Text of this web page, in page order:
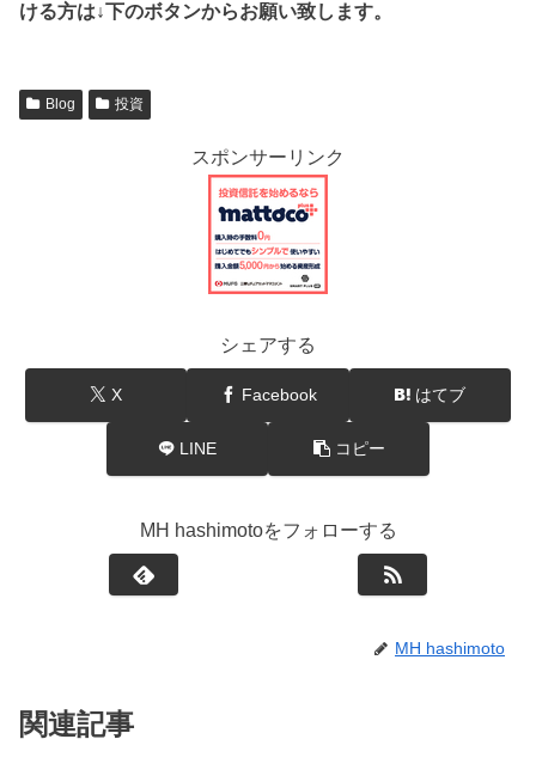
ける方は↓下のボタンからお願い致します。
Blog 投資
スポンサーリンク
シェアする
X Facebook はてブ
LINE コピー
MH hashimotoをフォローする
MH hashimoto
関連記事